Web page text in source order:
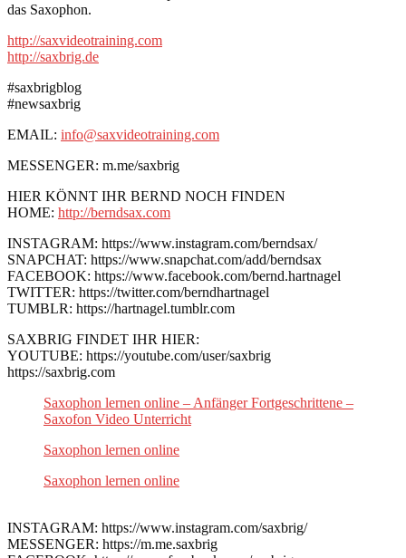
das Saxophon.
http://saxvideotraining.com
http://saxbrig.de
#saxbrigblog
#newsaxbrig
EMAIL: info@saxvideotraining.com
MESSENGER: m.me/saxbrig
HIER KÖNNT IHR BERND NOCH FINDEN
HOME: http://berndsax.com
INSTAGRAM: https://www.instagram.com/berndsax/
SNAPCHAT: https://www.snapchat.com/add/berndsax
FACEBOOK: https://www.facebook.com/bernd.hartnagel
TWITTER: https://twitter.com/berndhartnagel
TUMBLR: https://hartnagel.tumblr.com
SAXBRIG FINDET IHR HIER:
YOUTUBE: https://youtube.com/user/saxbrig
https://saxbrig.com
Saxophon lernen online – Anfänger Fortgeschrittene –
Saxofon Video Unterricht
Saxophon lernen online
Saxophon lernen online
INSTAGRAM: https://www.instagram.com/saxbrig/
MESSENGER: https://m.me.saxbrig